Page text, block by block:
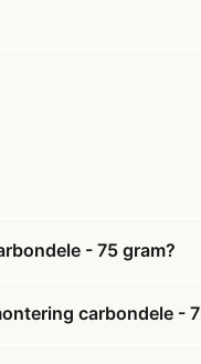
- 75 gram?
carbondele -